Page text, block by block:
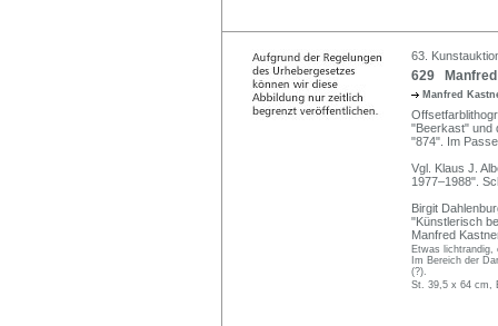
63.
629 Manfred
Manfred
"Beerkast" und
"874". Im
Vgl. Klaus J.
1977–1988".
Birgit
"Künstlerisch
Manfred
Etwas lichtrandig,
Im Bereich der
(?).
St. 39,5 x 64 cm,